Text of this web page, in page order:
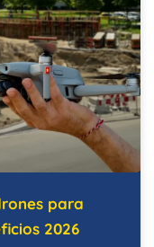
para
2026